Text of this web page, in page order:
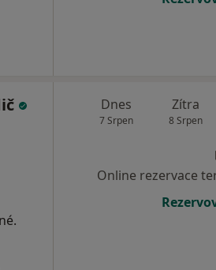
Dnes
7 Srpen
Zítra
8 Srpen
Online rezervace